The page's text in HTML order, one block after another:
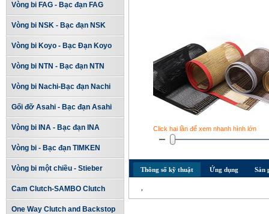
Vòng bi FAG - Bạc đạn FAG
Vòng bi NSK - Bạc đạn NSK
Vòng bi Koyo - Bạc Đạn Koyo
Vòng bi NTN - Bạc đạn NTN
Vòng bi Nachi-Bạc đạn Nachi
Gối đỡ Asahi - Bạc đạn Asahi
Vòng bi INA - Bạc đạn INA
Vòng bi - Bạc đạn TIMKEN
Vòng bi một chiều - Stieber
Cam Clutch-SAMBO Clutch
One Way Clutch and Backstop
Click hai lần để xem nhanh hình lớn
Thông số kỹ thuật Ứng dụng Sản
,